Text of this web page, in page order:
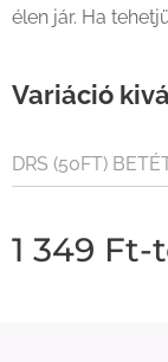
élen jár. Ha
Variáció
DRS (50FT)
1 349 Ft-